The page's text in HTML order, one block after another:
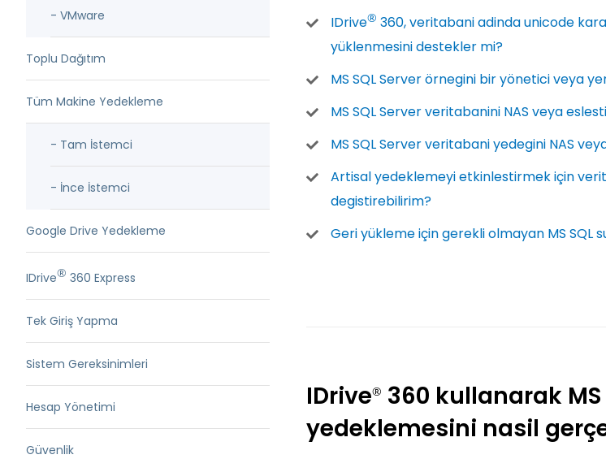
- VMware
Toplu Dağıtım
Tüm Makine Yedekleme
- Tam İstemci
- İnce İstemci
Google Drive Yedekleme
IDrive® 360 Express
Tek Giriş Yapma
Sistem Gereksinimleri
Hesap Yönetimi
Güvenlik
IDrive® 360, veritabani adinda unicode
yüklenmesini destekler mi?
MS SQL Server örnegini bir yönetici veya
MS SQL Server veritabanini NAS veya
MS SQL Server veritabani yedegini NAS
Artisal yedeklemeyi etkinlestirmek için
degistirebilirim?
Geri yükleme için gerekli olmayan MS
IDrive® 360 kullanarak
yedeklemesini nasil